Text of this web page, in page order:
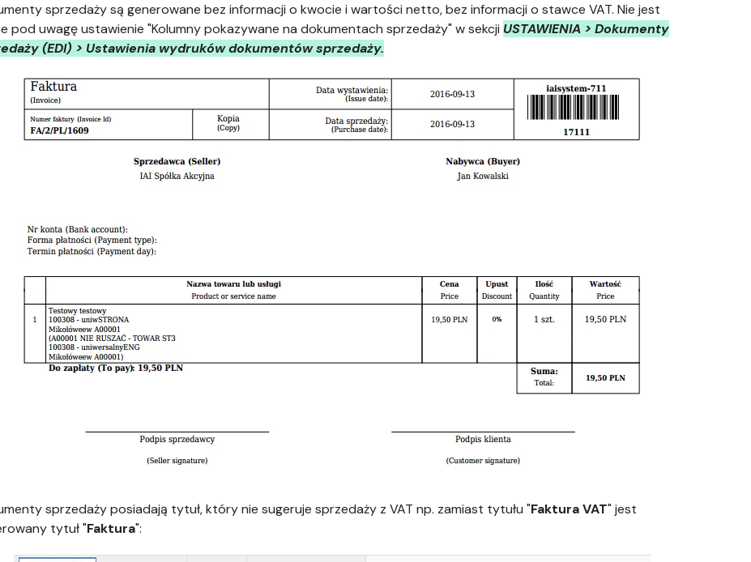
sprzedaży są generowane bez informacji o kwocie i wartości netto, bez informacji o stawce VAT. Nie jest
pod uwagę ustawienie "Kolumny pokazywane na dokumentach sprzedaży" w sekcji USTAWIENIA > Dokumenty
(EDI) > Ustawienia wydruków dokumentów sprzedaży.
sprzedaży posiadają tytuł, który nie sugeruje sprzedaży z VAT np. zamiast tytułu "Faktura VAT" jest
tytuł "Faktura":